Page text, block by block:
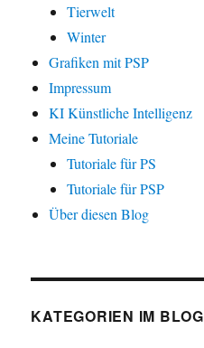
Tierwelt
Winter
Grafiken mit PSP
Impressum
KI Künstliche Intelligenz
Meine Tutoriale
Tutoriale für PS
Tutoriale für PSP
Über diesen Blog
KATEGORIEN IM BLOG